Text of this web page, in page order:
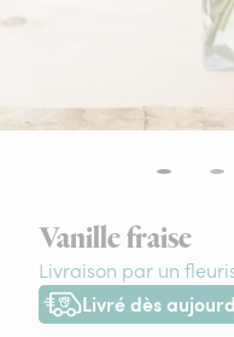
Vanille fraise
Livraison par un
Livré dès
Livraison dès